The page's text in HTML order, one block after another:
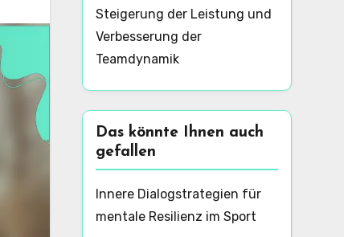
Steigerung der Leistung und
Verbesserung der
Teamdynamik
Das könnte Ihnen auch
gefallen
Innere Dialogstrategien für
mentale Resilienz im Sport